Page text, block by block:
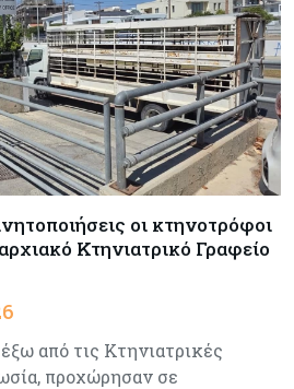
05-08-2026
3,4% ο δείκτης κύκλου
βιομηχανία το πεντάμηνο
05-08-2026
άνεργοι σε σχέση με πέρσι
ο «Mr Big Short» βλέπει sell
οι κτηνοτρόφοι
Κτηνιατρικό Γραφείο
από τις Κτηνιατρικές
προχώρησαν σε